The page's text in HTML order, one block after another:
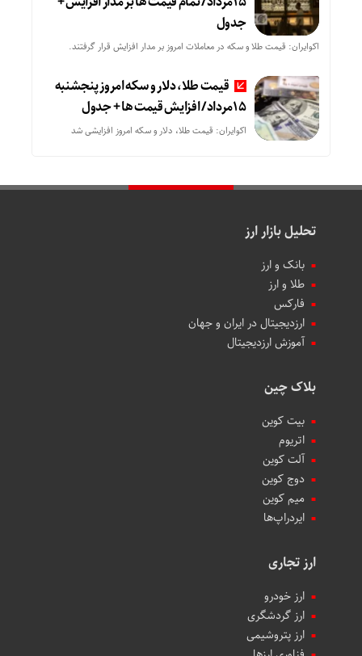
جدول
اکوایران: قیمت طلا و سکه در معاملات امروز بر مدار افزایش قرار گرفتند.
قیمت طلا، دلار و سکه امروز پنجشنبه
15مرداد/ افزایش قیمت ها + جدول
اکوایران: قیمت طلا، دلار و سکه امروز افزایشی شد
تحلیل بازار ارز
بانک و ارز
طلا و ارز
فارکس
ارزدیجیتال در ایران و جهان
آموزش ارزدیجیتال
بلاک چین
بیت کوین
اتریوم
آلت کوین
دوج کوین
میم کوین‌
ایردراپ‌ها
ارز تجاری
ارز خودرو
ارز گردشگری
ارز پتروشیمی